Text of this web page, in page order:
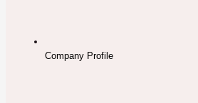
Company Profile